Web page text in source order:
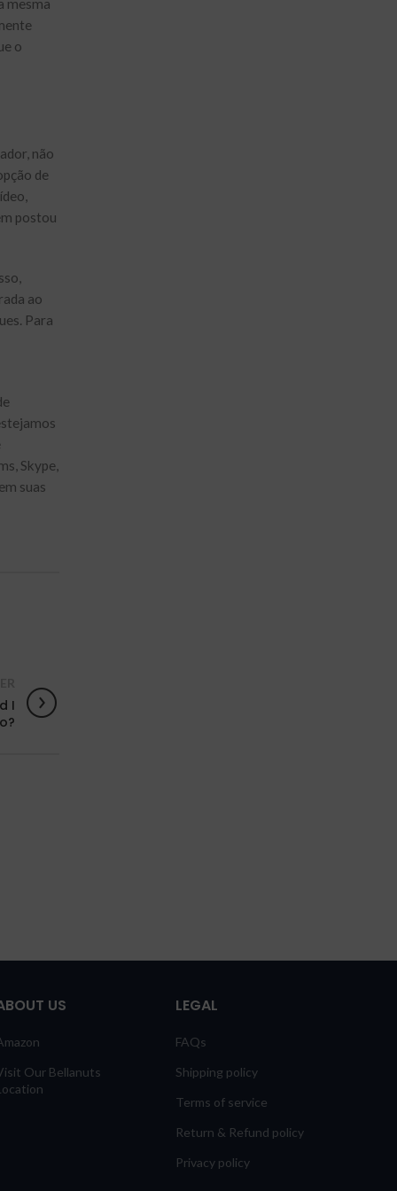
mesma
o
não
de
postou
ao
Para
Skype,
suas
I
US
Our Bellanuts
LEGAL
FAQs
Shipping policy
Terms of service
Return & Refund policy
Privacy policy